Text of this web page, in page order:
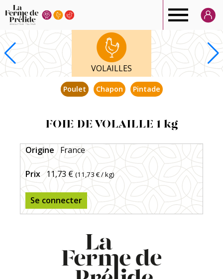
Prélide
VOLAILLES
Poulet Chapon Pintade
FOIE DE VOLAILLE 1 kg
Origine France
Prix 11,73 € (11,73 €/ kg)
Se connecter